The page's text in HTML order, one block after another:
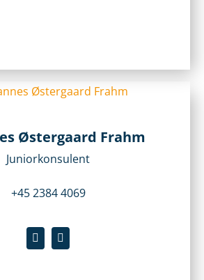
Østergaard Frahm
Juniorkonsulent
+45 2384 4069